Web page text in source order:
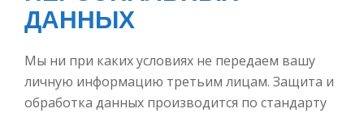
ДАННЫХ
Мы ни при каких условиях не передаем вашу
личную информацию третьим лицам. Защита и
обработка данных производится по стандарту